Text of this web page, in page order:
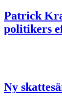
Patrick
politikers
Ny